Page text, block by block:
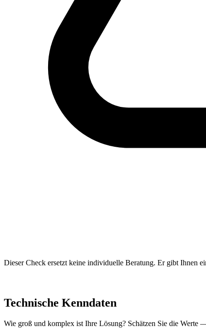
Dieser Check ersetzt keine individuelle Beratung. Er gibt Ihnen
Technische Kenndaten
Wie groß und komplex ist Ihre Lösung? Schätzen Sie die Werte